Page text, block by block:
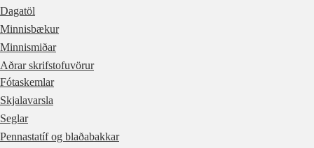
Dagatöl
Minnisbækur
Minnismiðar
Aðrar skrifstofuvörur
Fótaskemlar
Skjalavarsla
Seglar
Pennastatíf og blaðabakkar